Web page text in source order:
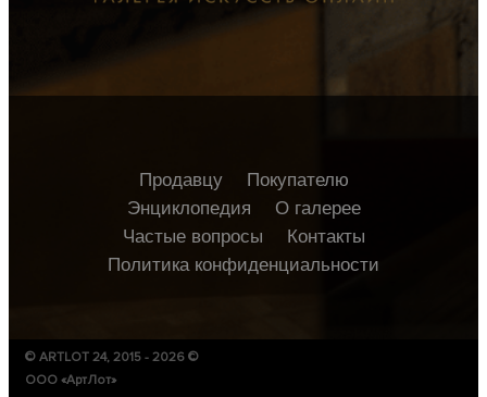
Продавцу
Покупателю
Энциклопедия
О галерее
Частые вопросы
Контакты
Политика конфиденциальности
© ARTLOT 24, 2015 - 2026 ©
ООО «АртЛот»